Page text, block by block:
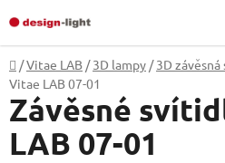
na
obsah
Domů
/Vitae LAB / 3D lampy / 3D
Vitae LAB 07-01
Závěsné
LAB 07-01